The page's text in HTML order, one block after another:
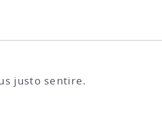
justo sentire.